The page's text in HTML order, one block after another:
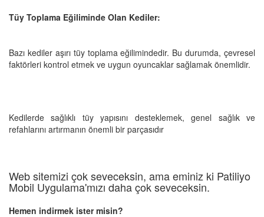
Tüy Toplama Eğiliminde Olan Kediler:
Bazı kediler aşırı tüy toplama eğilimindedir. Bu durumda, çevresel
faktörleri kontrol etmek ve uygun oyuncaklar sağlamak önemlidir.
Kedilerde sağlıklı tüy yapısını desteklemek, genel sağlık ve
refahlarını artırmanın önemli bir parçasıdır
Web sitemizi çok seveceksin, ama eminiz ki Patiliyo
Mobil Uygulama'mızı daha çok seveceksin.
Hemen indirmek ister misin?